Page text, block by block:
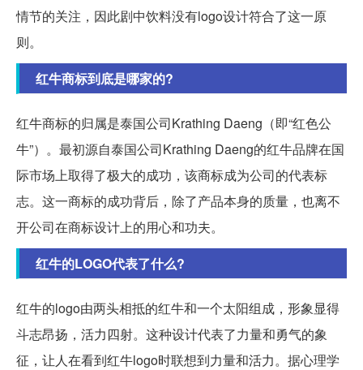
情节的关注，因此剧中饮料没有logo设计符合了这一原
则。
红牛商标到底是哪家的?
红牛商标的归属是泰国公司Krathing Daeng（即“红色公
牛”）。最初源自泰国公司Krathing Daeng的红牛品牌在国
际市场上取得了极大的成功，该商标成为公司的代表标
志。这一商标的成功背后，除了产品本身的质量，也离不
开公司在商标设计上的用心和功夫。
红牛的LOGO代表了什么?
红牛的logo由两头相抵的红牛和一个太阳组成，形象显得
斗志昂扬，活力四射。这种设计代表了力量和勇气的象
征，让人在看到红牛logo时联想到力量和活力。据心理学